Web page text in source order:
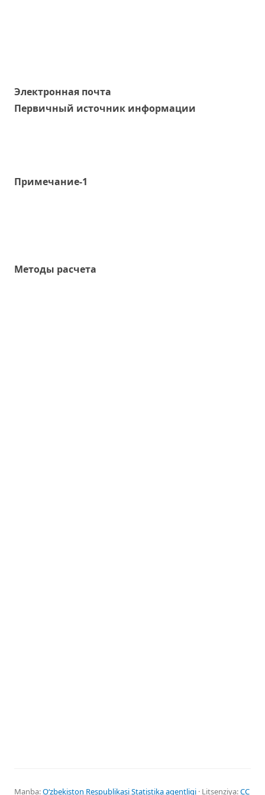
Электронная почта
Первичный источник информации
Примечание-1
Методы расчета
Manba:Oʻzbekiston Respublikasi Statistika agentligi · Litsenziya:CC